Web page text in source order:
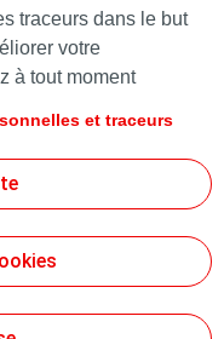
Personnelles
traceurs dans le but
votre
à tout moment
sur le bouton
de l’ensemble des
sur « Je refuse »,
Pour plus
la page « Charte
».
et traceurs